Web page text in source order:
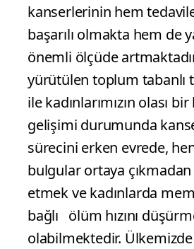
kanserlerinin hem
başarılı olmakta hem de
önemli ölçüde
yürütülen toplum tabanlı
ile kadınlarımızın olası
gelişimi durumunda
sürecini erken evrede,
bulgular ortaya
etmek ve kadınlarda
bağlı ölüm hızını
olabilmektedir.